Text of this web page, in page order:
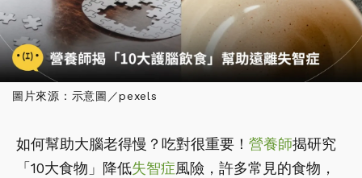
圖片來源：示意圖／pexels
如何幫助大腦老得慢？吃對很重要！ 營養師揭研究
「10大食物」降低失智症風險，許多常見的食物，